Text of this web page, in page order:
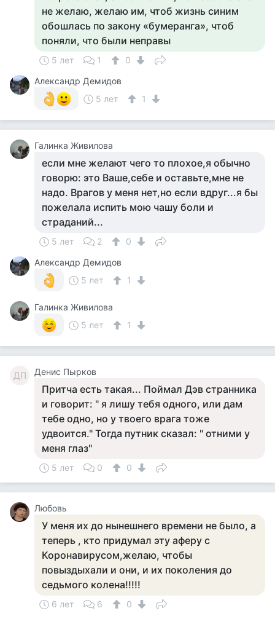
не желаю, желаю им, чтоб жизнь синим
обошлась по закону «бумеранга», чтоб
поняли, что были неправы
5 лет 1
0
Александр Демидов
5 лет
1
Галинка Живилова
если мне желают чего то плохое,я обычно
говорю: это Ваше,себе и оставьте,мне не
надо. Врагов у меня нет,но если вдруг...я бы
пожелала испить мою чашу боли и
страданий...
5 лет 2
0
Александр Демидов
5 лет
1
Галинка Живилова
5 лет
1
ДП Денис Пырков
Притча есть такая... Поймал Дэв странника
и говорит: " я лишу тебя одного, или дам
тебе одно, но у твоего врага тоже
удвоится." Тогда путник сказал: " отними у
меня глаз"
5 лет 0 0
Любовь
У меня их до нынешнего времени не было, а
теперь , кто придумал эту аферу с
Коронавирусом,желаю, чтобы
повыздыхали и они, и их поколения до
седьмого колена!!!!!
6 лет 6
0